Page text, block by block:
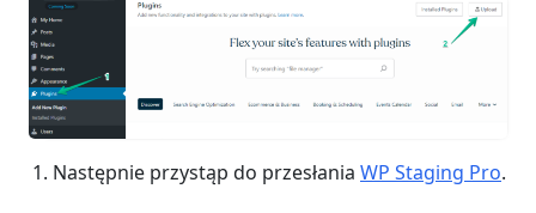
Następnie przystąp do przesłania WP Staging Pro.